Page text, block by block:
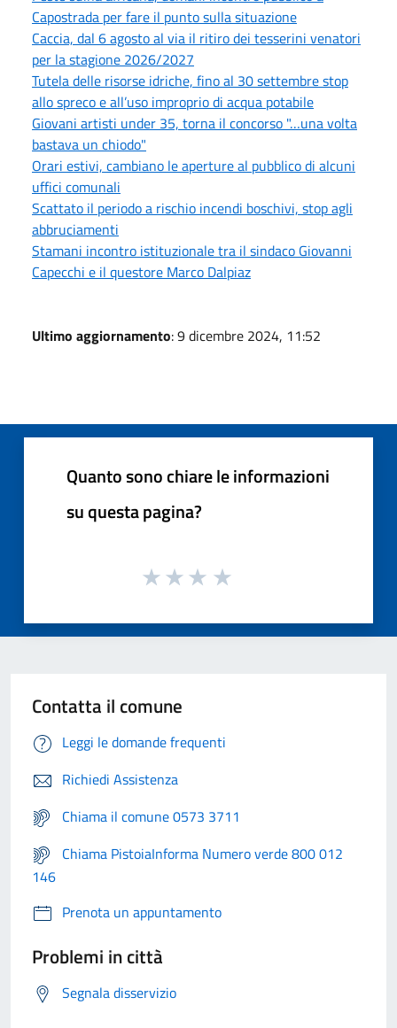
Capostrada per fare il punto sulla situazione
Caccia, dal 6 agosto al via il ritiro dei tesserini venatori
per la stagione 2026/2027
Tutela delle risorse idriche, fino al 30 settembre stop
allo spreco e all’uso improprio di acqua potabile
Giovani artisti under 35, torna il concorso "…una volta
bastava un chiodo"
Orari estivi, cambiano le aperture al pubblico di alcuni
uffici comunali
Scattato il periodo a rischio incendi boschivi, stop agli
abbruciamenti
Stamani incontro istituzionale tra il sindaco Giovanni
Capecchi e il questore Marco Dalpiaz
Ultimo aggiornamento: 9 dicembre 2024, 11:52
Quanto sono chiare le informazioni
su questa pagina?
Contatta il comune
Leggi le domande frequenti
Richiedi Assistenza
Chiama il comune 0573 3711
Chiama PistoiaInforma Numero verde 800 012
146
Prenota un appuntamento
Problemi in città
Segnala disservizio